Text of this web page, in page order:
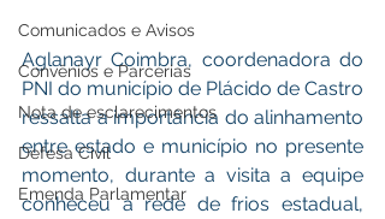
Comunicados e Avisos
Convênios e Parcerias
Nota de esclarecimentos
Defesa Civil
Emenda Parlamentar
Aglanayr Coimbra, coordenadora do
PNI do município de Plácido de Castro
ressalta a importância do alinhamento
entre estado e município no presente
momento, durante a visita a equipe
conheceu a rede de frios estadual,